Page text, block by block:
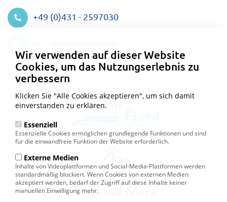
+49 (0)431 - 2597030
Wir verwenden auf dieser Website
Cookies, um das Nutzungserlebnis zu
verbessern
Klicken Sie "Alle Cookies akzeptieren", um sich damit
einverstanden zu erklären.
Essenziell
Essenzielle Cookies ermöglichen grundlegende Funktionen und sind
für die einwandfreie Funktion der Website erforderlich.
Externe Medien
Inhalte von Videoplattformen und Social-Media-Plattformen werden
standardmäßig blockiert. Wenn Cookies von externen Medien
akzeptiert werden, bedarf der Zugriff auf diese Inhalte keiner
manuellen Einwilligung mehr.